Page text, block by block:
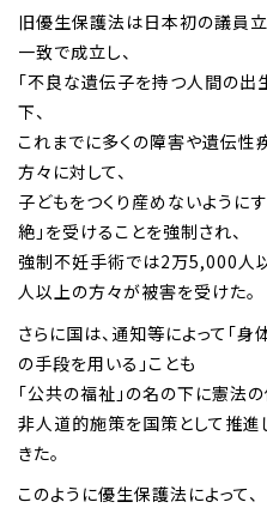
旧優生保護法は日本初の議員
一致で成立し、
「不良な遺伝子を持つ人間の出
下、
これまでに多くの障害や遺伝性
方々に対して、
子どもをつくり産めないように
絶」を受けることを強制され、
強制不妊手術では2万5,000人
人以上の方々が被害を受けた。
さらに国は、通知等によって「
の手段を用いる」ことも
「公共の福祉」の名の下に憲法
非人道的施策を国策として推進
きた。
このように優生保護法によって、